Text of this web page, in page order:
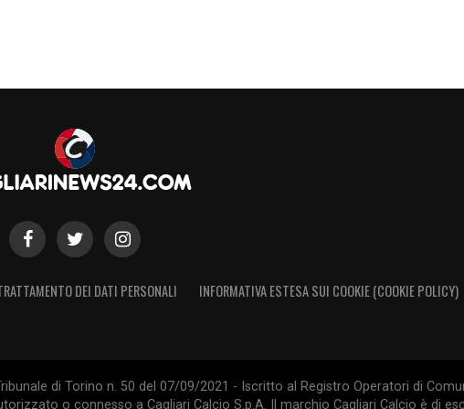
DEI DATI PERSONALI INFORMATIVA ESTESA SUI COOKIE (COOKIE POLICY)
di Torino n. 50 del 07/09/2021 - Iscritto al Registro Operatori di
o connesso a Cagliari Calcio S.p.A. Il marchio Cagliari Calcio è di